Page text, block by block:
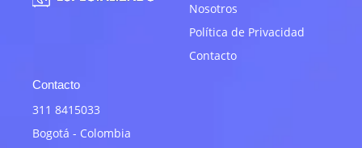
Nosotros
Política de Privacidad
Contacto
Contacto
311 8415033
Bogotá - Colombia